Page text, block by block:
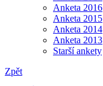
Anketa 2016
Anketa 2015
Anketa 2014
Anketa 2013
Starší ankety
Zpět